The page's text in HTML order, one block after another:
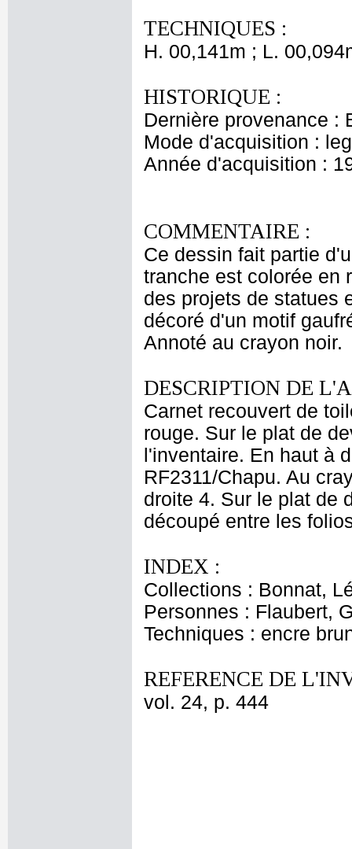
TECHNIQUES :
H. 00,141m ; L.
HISTORIQUE :
Dernière provenance :
Mode d'acquisition :
Année d'acquisition :
COMMENTAIRE :
Ce dessin fait partie
tranche est colorée en
des projets de statues
décoré d'un motif
Annoté au crayon noir.
DESCRIPTION DE
Carnet recouvert de
rouge. Sur le plat de
l'inventaire. En haut à
RF2311/Chapu. Au
droite 4. Sur le plat de
découpé entre les
INDEX :
Collections : Bonnat,
Personnes : Flaubert,
Techniques : encre
REFERENCE DE
vol. 24, p. 444